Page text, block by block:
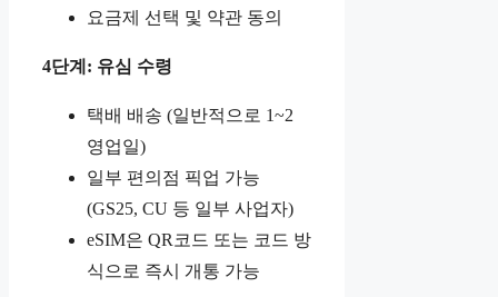
요금제 선택 및 약관 동의
4단계: 유심 수령
택배 배송 (일반적으로 1~2
영업일)
일부 편의점 픽업 가능
(GS25, CU 등 일부 사업자)
eSIM은 QR코드 또는 코드 방
식으로 즉시 개통 가능